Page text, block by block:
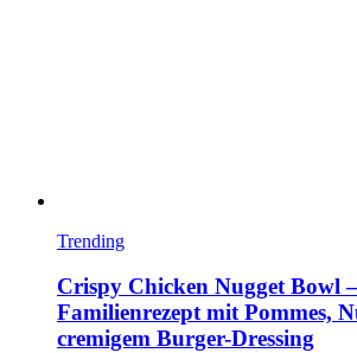
Trending
Crispy Chicken Nugget Bowl
Familienrezept mit Pommes,
cremigem Burger-Dressing